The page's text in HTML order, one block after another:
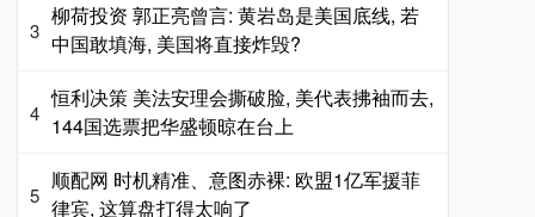
3
柳荷投资 郭正亮曾言: 黄岩岛是美国底线, 若
中国敢填海, 美国将直接炸毁?
4
恒利决策 美法安理会撕破脸, 美代表拂袖而去,
144国选票把华盛顿晾在台上
5
顺配网 时机精准、意图赤裸: 欧盟1亿军援菲
律宾, 这算盘打得太响了